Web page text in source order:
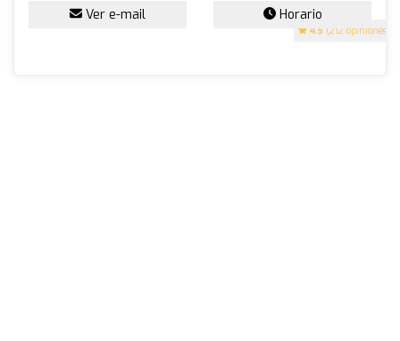
4.5 (212 opiniones)
Ver e-mail Horario